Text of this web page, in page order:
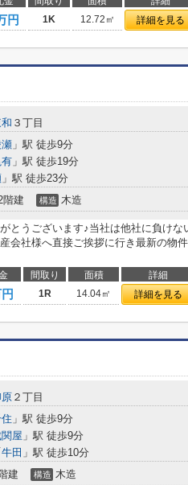
円 1K 12.72㎡ 詳細を見る
３丁目
」駅 徒歩9分
」駅 徒歩19分
」駅 徒歩23分
階建 構造 木造
とうございます♪当社は他社に負けな
会社様へ直接ご挨拶に行き最新の物
間取り 面積 詳細
1R 14.04㎡ 詳細を見る
２丁目
」駅 徒歩9分
屋 」駅 徒歩9分
牛田 」駅 徒歩10分
建 構造 木造